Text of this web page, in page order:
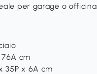
per garage o officina
76A cm
35P x 6A cm